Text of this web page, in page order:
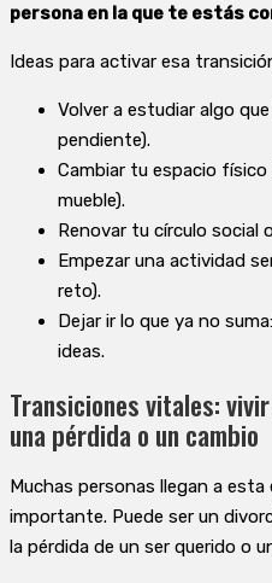
persona en la que te estás
Ideas para activar esa
Volver a estudiar algo
pendiente).
Cambiar tu espacio físico
mueble).
Renovar tu círculo social
Empezar una actividad
reto).
Dejar ir lo que ya no
ideas.
Transiciones vitales:
una pérdida o un cambio
Muchas personas llegan a
importante. Puede ser un
la pérdida de un ser querido o